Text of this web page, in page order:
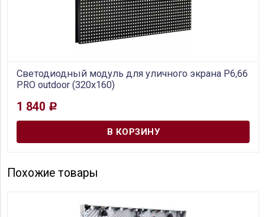
Светодиодный модуль для уличного экрана P6,66
PRO outdoor (320x160)
В наличии
модуль светодиодного экрана для улиц размером
320мм х 160 мм, шаг пикселя: 6 мм, SMD2525, яркость
1 840 Р
Похожие товары